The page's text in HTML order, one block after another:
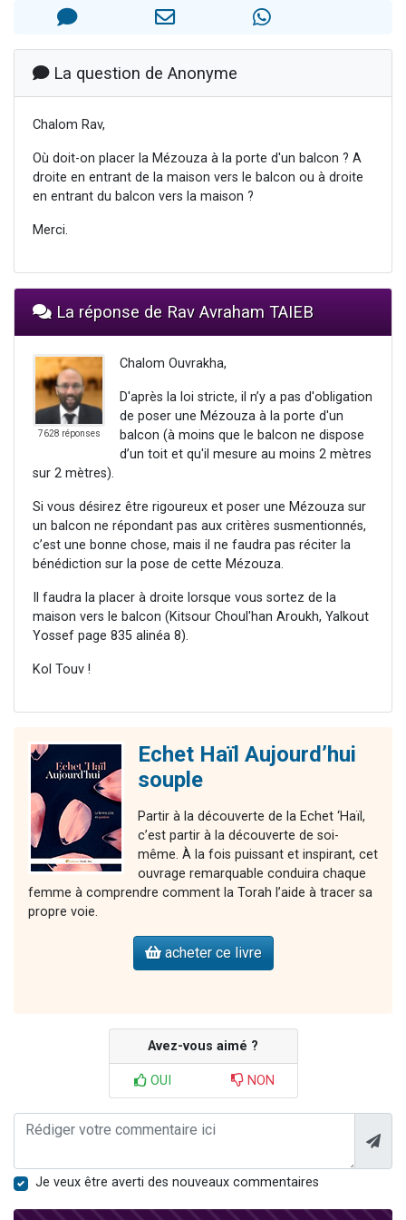
Il reste 49 places pour étudier en groupe sur Zoom
3 personnes viennent de faire un don pour Diane, 80 ans, dans un appartement insalubre
La question de Anonyme
Chalom Rav,
Où doit-on placer la Mézouza à la porte d'un balcon ? A
droite en entrant de la maison vers le balcon ou à droite
en entrant du balcon vers la maison ?
Merci.
La réponse de Rav Avraham TAIEB
7628 réponses
Chalom Ouvrakha,
D'après la loi stricte, il n’y a pas d'obligation
de poser une Mézouza à la porte d'un
balcon (à moins que le balcon ne dispose
d’un toit et qu'il mesure au moins 2 mètres
sur 2 mètres).
Si vous désirez être rigoureux et poser une Mézouza sur
un balcon ne répondant pas aux critères susmentionnés,
c’est une bonne chose, mais il ne faudra pas réciter la
bénédiction sur la pose de cette Mézouza.
Il faudra la placer à droite lorsque vous sortez de la
maison vers le balcon (Kitsour Choul'han Aroukh, Yalkout
Yossef page 835 alinéa 8).
Kol Touv !
Echet Haïl Aujourd’hui
souple
Partir à la découverte de la Echet ‘Haïl,
c’est partir à la découverte de soi-
même. À la fois puissant et inspirant, cet
ouvrage remarquable conduira chaque
femme à comprendre comment la Torah l’aide à tracer sa
propre voie.
acheter ce livre
Avez-vous aimé ?
OUI NON
Je veux être averti des nouveaux commentaires